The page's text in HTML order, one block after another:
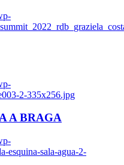
2-335x256.jpg
A BRAGA
esquina-sala-agua-2-